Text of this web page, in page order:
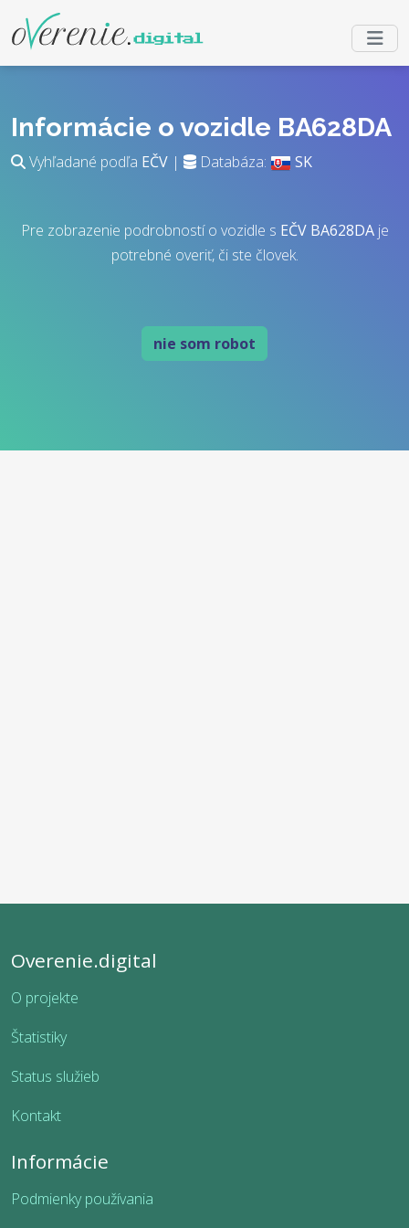
Informácie o vozidle BA628DA
Vyhľadané podľa EČV | Databáza: SK
Pre zobrazenie podrobností o vozidle s EČV BA628DAje
potrebné overiť, či ste človek.
nie som robot
Overenie.digital
O projekte
Štatistiky
Status služieb
Kontakt
Informácie
Podmienky používania